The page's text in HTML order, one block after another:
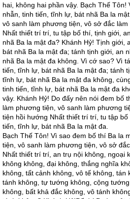
hai, không hai phần vậy. Bạch Thế Tôn!
nhẫn, tinh tiến, tĩnh lự, bát nhã Ba la
vô sanh làm phương tiện, vô sở đắc
Nhất thiết trí trí, tu tập bố thí, tịnh giới,
nhã Ba la mật đa? Khánh Hỷ! Tịnh giới,
bát nhã Ba la mật đa; tánh tịnh giới, an
nhã Ba la mật đa không. Vì cớ sao? Vì
tiến, tĩnh lự, bát nhã Ba la mật đa; tánh
tĩnh lự, bát nhã Ba la mật đa không,
tinh tiến, tĩnh lự, bát nhã Ba la mật đa
vậy. Khánh Hỷ! Do đấy nên nói đem bố
làm phương tiện, vô sanh làm phương
tiện hồi hướng Nhất thiết trí trí, tu tập
tiến, tĩnh lự, bát nhã Ba la mật đa.
Bạch Thế Tôn! Vì sao đem bố thí Ba la
tiện, vô sanh làm phương tiện, vô sở
Nhất thiết trí trí, an trụ nội không, ngoại
không không, đại không, thắng nghĩa
không, tất cảnh không, vô tế không, tán
tánh không, tự tướng không, cộng
không, bất khả đắc không, vô tánh